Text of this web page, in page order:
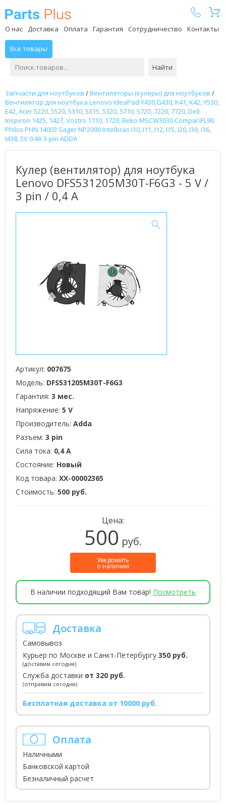
О нас Доставка Оплата Гарантия Сотрудничество Контакты
Все товары
Найти
Запчасти для ноутбуков /Вентиляторы (кулеры) для ноутбуков /
Вентилятор для ноутбука Lenovo IdeaPad Y430,G430, K41, K42, Y530,
E42, Acer 5220, 5520, 5310, 5315, 5320, 5710, 5720, 7220, 7720, Dell
Inspiron 1425, 1427, Vostro 1710, 1720, Beko MSCW3030 Compal IFL90
Philco PHN 14003 Sager NP2090 Intelbras I10, I11, I12, I15, I20, I30, I36,
I438, 5V 0.4A 3-pin ADDA
Кулер (вентилятор) для ноутбука
Lenovo DFS531205M30T-F6G3 - 5 V /
3 pin / 0,4 А
Артикул: 007675
Модель: DFS531205M30T-F6G3
Гарантия: 3 мес.
Напряжение: 5 V
Производитель: Adda
Разъем: 3 pin
Сила тока: 0,4 А
Состояние: Новый
Код товара: XX-00002365
Стоимость: 500 руб.
Цена:
500 руб.
Уведомить
о наличии
В наличии подходящий Вам товар! Посмотреть
Доставка
Самовывоз
Курьер по Москве и Санкт-Петербургу 350 руб.
(доставим сегодня)
Служба доставки от 320 руб.
(отправим сегодня)
Бесплатная доставка от 10000 руб.
Оплата
Наличными
Банковской картой
Безналичный расчет